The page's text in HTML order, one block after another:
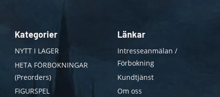
Kategorier
NYTT I LAGER
HETA FÖRBOKNINGAR
(Preorders)
FIGURSPEL
Länkar
Intresseanmälan /
Förbokning
Kundtjänst
Om oss